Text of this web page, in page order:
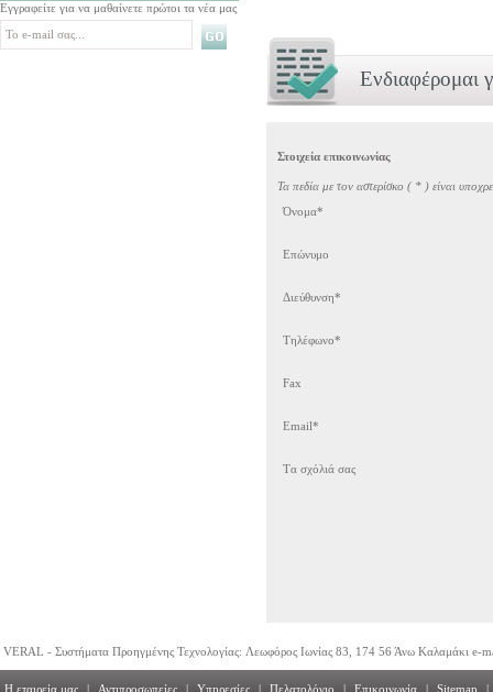
Εγγραφείτε για να μαθαίνετε πρώτοι τα νέα μας
Ενδιαφέρομαι
Στοιχεία επικοινωνίας
Τα πεδία με τον αστερίσκο ( * ) είναι
Όνομα*
Επώνυμο
Διεύθυνση*
Τηλέφωνο*
Fax
Email*
Tα σχόλιά σας
VERAL - Συστήματα Προηγμένης Τεχνολογίας: Λεωφόρος Ιωνίας 83, 174 56 Άνω Καλαμάκι e-
Η εταιρεία μας Αντιπροσωπείες Υπηρεσίες Πελατολόγιο Επικοινωνία Sitemap